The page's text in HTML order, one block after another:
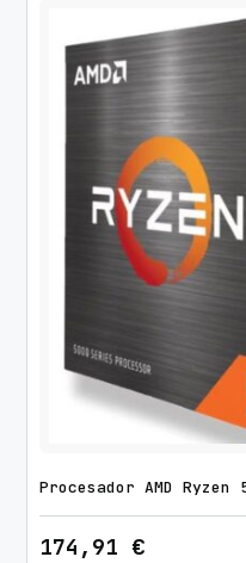
Procesador AMD Ryzen
174,91 €